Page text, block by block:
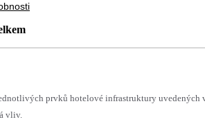
prvků hotelové infrastruktury uvedených
vliv.